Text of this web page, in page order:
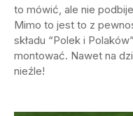
to mówić, ale nie
Mimo to jest to z
składu “Polek i
montować. Nawet na
nieźle!